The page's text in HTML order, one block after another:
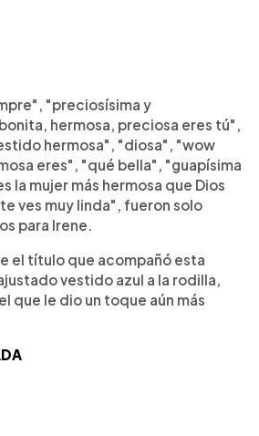
"preciosísima y
hermosa, preciosa eres tú",
hermosa", "diosa", "wow
eres", "qué bella", "guapísima
la mujer más hermosa que Dios
ves muy linda", fueron solo
para Irene.
el título que acompañó esta
vestido azul a la rodilla,
que le dio un toque aún más